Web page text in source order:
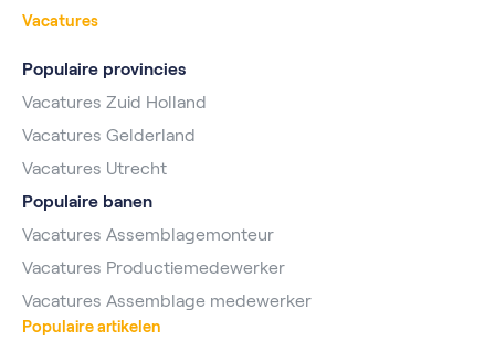
Vacatures
Populaire provincies
Vacatures Zuid Holland
Vacatures Gelderland
Vacatures Utrecht
Populaire banen
Vacatures Assemblagemonteur
Vacatures Productiemedewerker
Vacatures Assemblage medewerker
Populaire artikelen